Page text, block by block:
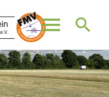
menu search
SUCHEN